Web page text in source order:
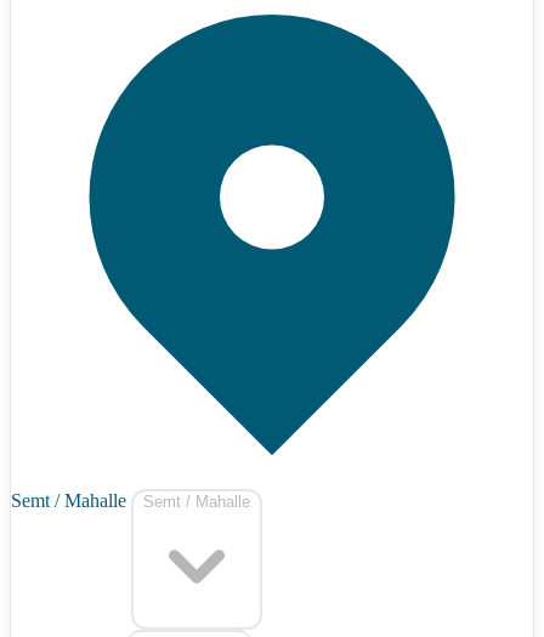
Semt / Mahalle Semt / Mahalle